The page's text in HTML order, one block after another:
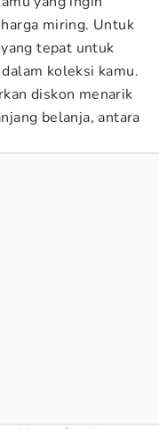
miring. Untuk
tepat untuk
koleksi kamu.
diskon menarik
belanja, antara